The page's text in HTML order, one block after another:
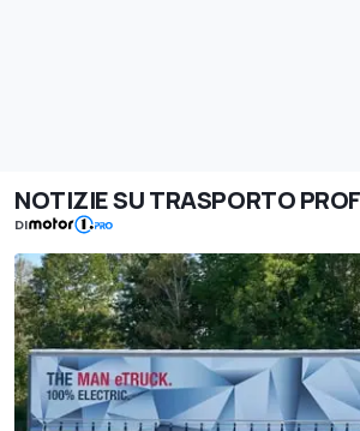
NOTIZIE SU TRASPORTO
DI